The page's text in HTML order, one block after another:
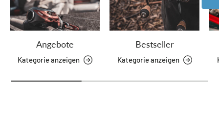
Angebote
Kategorie anzeigen
Bestseller
Kategorie anzeigen